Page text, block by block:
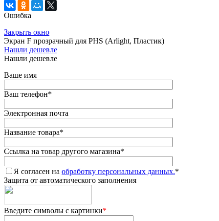
Ошибка
Закрыть окно
Экран F прозрачный для PHS (Arlight, Пластик)
Нашли дешевле
Нашли дешевле
Ваше имя
Ваш телефон*
Электронная почта
Название товара*
Ссылка на товар другого магазина*
Я согласен на обработку персональных данных.*
Защита от автоматического заполнения
Введите символы с картинки*